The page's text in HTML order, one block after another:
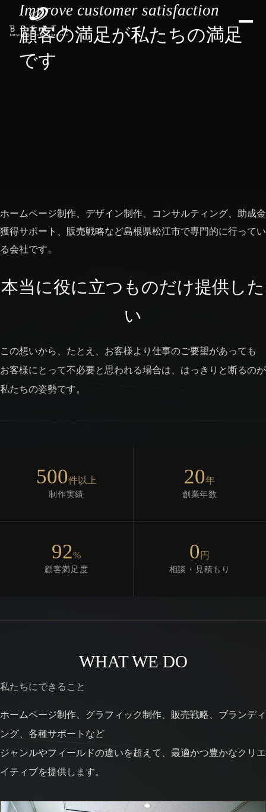
Improve customer satisfaction
顧客の満足が私たちの満足
です
ホームページ制作、デザイン制作、コンサルティング、助成金
獲得サポート、販売戦略など島根県松江市で専門的に行ってい
る会社です。
本当に役に立つものだけ提供した
い
この想いから、たとえ、お客様より仕事のご要望があっても
お客様にとって不必要と思われる場合は、はっきりと断るのが
私たちの姿勢です。
500件以上
制作実績
20年
創業年数
92%
顧客満足度
0 円
相談・見積もり
WHAT WE DO
私たちにできること
ホームページ制作、グラフィック制作、販売戦略、ブランディ
ング、各種サポートなど
ジャンルやフィールドの違いを超えて、最適かつ豊かなクリエ
イティブを提供します。